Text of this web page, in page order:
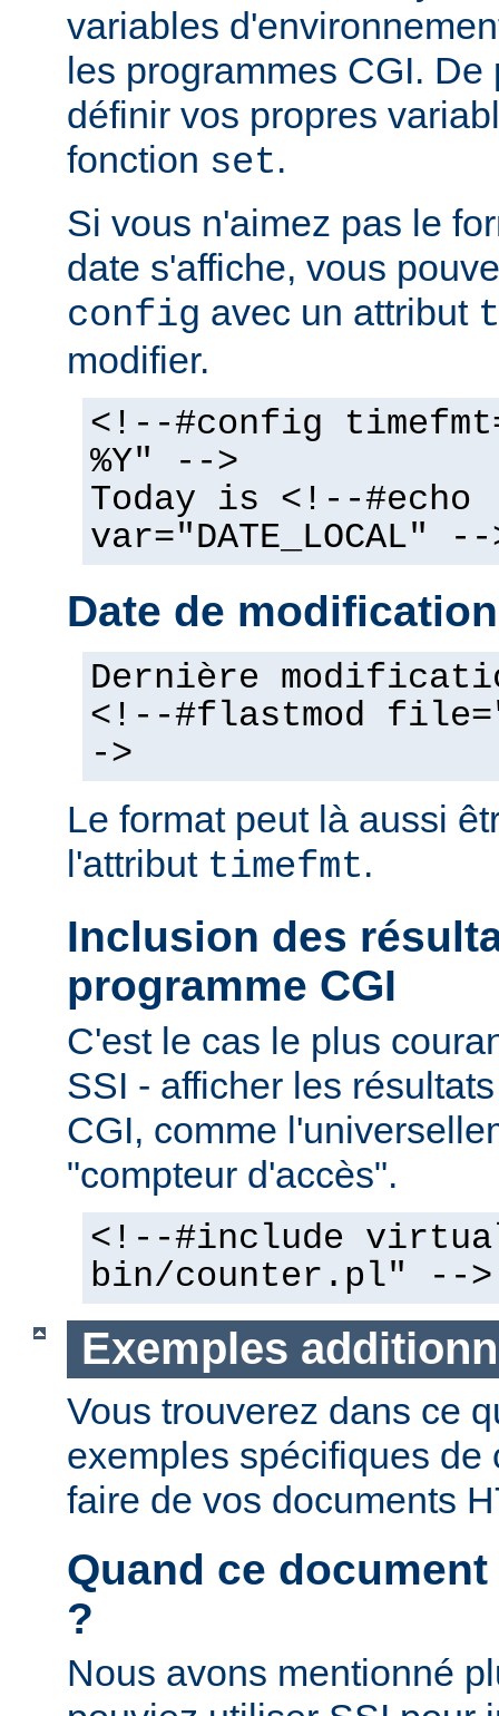
variables
les programmes CGI.
définir vos propres
fonction set.
Si vous n'aimez pas le
date s'affiche, vous
config avec un attribut
modifier.
<!--#config
%Y" -->
Today is <!--#echo
var="DATE_LOCAL" --
Date de
Dernière
<!--#flastmod
->
Le format peut là aussi
l'attribut timefmt.
Inclusion des
programme CGI
C'est le cas le plus
SSI - afficher les
CGI, comme
"compteur d'accès".
<!--#include
bin/counter.pl" -->
Exemples
Vous trouverez dans ce
exemples spécifiques de
faire de vos documents
Quand ce
?
Nous avons mentionné